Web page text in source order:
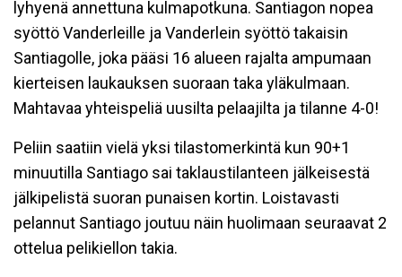
lyhyenä annettuna kulmapotkuna. Santiagon nopea
syöttö Vanderleille ja Vanderlein syöttö takaisin
Santiagolle, joka pääsi 16 alueen rajalta ampumaan
kierteisen laukauksen suoraan taka yläkulmaan.
Mahtavaa yhteispeliä uusilta pelaajilta ja tilanne 4-0!
Peliin saatiin vielä yksi tilastomerkintä kun 90+1
minuutilla Santiago sai taklaustilanteen jälkeisestä
jälkipelistä suoran punaisen kortin. Loistavasti
pelannut Santiago joutuu näin huolimaan seuraavat 2
ottelua pelikiellon takia.